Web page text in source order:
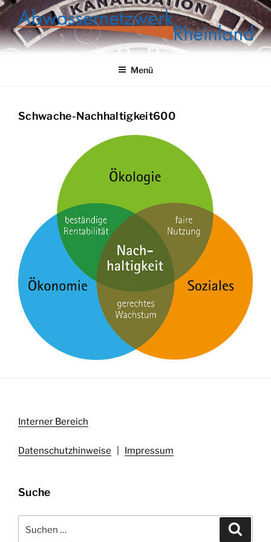
Zum
Inhalt
springen
ABWASSERNETZWERK
Menü
Schwache-Nachhaltigkeit600
Interner Bereich
Datenschutzhinweise Impressum
Suche
nach: